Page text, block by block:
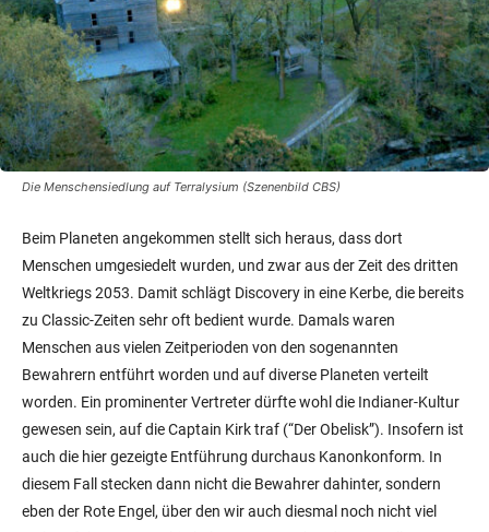
Die Menschensiedlung auf Terralysium (Szenenbild CBS)
Beim Planeten angekommen stellt sich heraus, dass dort
Menschen umgesiedelt wurden, und zwar aus der Zeit des dritten
Weltkriegs 2053. Damit schlägt Discovery in eine Kerbe, die bereits
zu Classic-Zeiten sehr oft bedient wurde. Damals waren
Menschen aus vielen Zeitperioden von den sogenannten
Bewahrern entführt worden und auf diverse Planeten verteilt
worden. Ein prominenter Vertreter dürfte wohl die Indianer-Kultur
gewesen sein, auf die Captain Kirk traf (“Der Obelisk”). Insofern ist
auch die hier gezeigte Entführung durchaus Kanonkonform. In
diesem Fall stecken dann nicht die Bewahrer dahinter, sondern
eben der Rote Engel, über den wir auch diesmal noch nicht viel